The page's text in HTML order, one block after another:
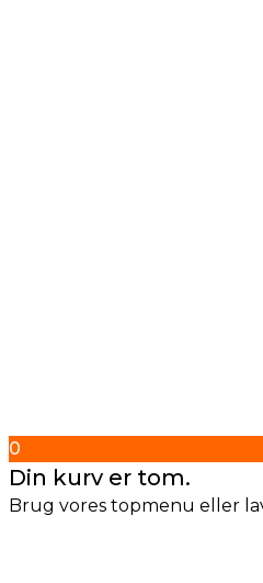
0
Din kurv er tom.
Brug vores topmenu eller